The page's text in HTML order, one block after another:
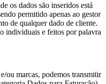
os dados são inseridos está
permitido apenas ao gestor
de qualquer dado de cliente.
individuais e feitos por palavra
ou marcas, podemos transmitir